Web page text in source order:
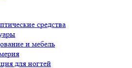
средства
и мебель
для ногтей